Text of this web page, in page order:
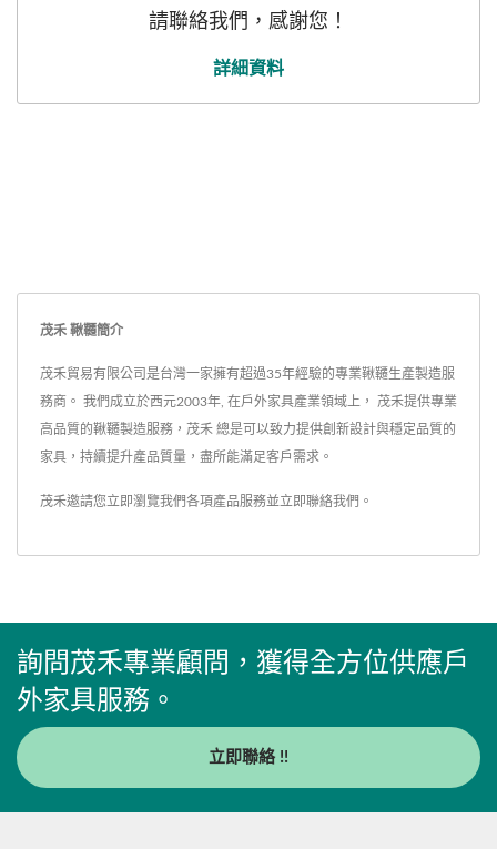
請聯絡我們，感謝您！
詳細資料
茂禾 鞦韆簡介
茂禾貿易有限公司是台灣一家擁有超過35年經驗的專業鞦韆生產製造服
務商。 我們成立於西元2003年, 在戶外家具產業領域上， 茂禾提供專業
高品質的鞦韆製造服務，茂禾 總是可以致力提供創新設計與穩定品質的
家具，持續提升產品質量，盡所能滿足客戶需求。
茂禾邀請您立即瀏覽我們各項產品服務並立即聯絡我們 。
詢問茂禾專業顧問，獲得全方位供應戶
外家具服務。
立即聯絡 !!